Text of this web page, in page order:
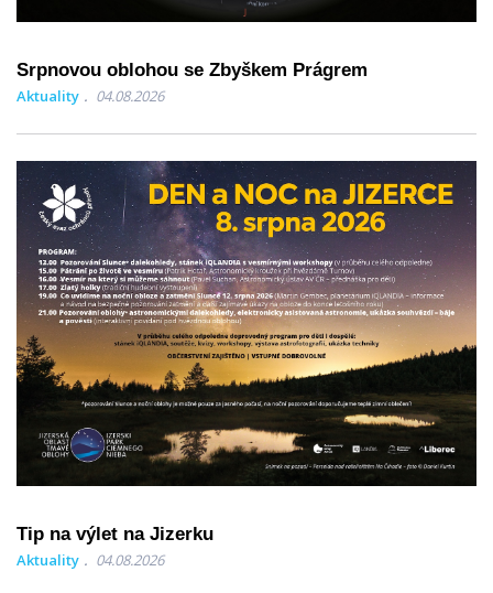
Srpnovou oblohou se Zbyškem Prágrem
Aktuality 04.08.2026
Tip na výlet na Jizerku
Aktuality 04.08.2026